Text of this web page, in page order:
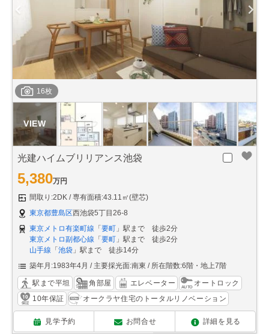
16枚
光建ハイムブリリアンス池袋
5,380万円
間取り:2DK
専有面積:43.11㎡(壁芯)
東京都豊島区西池袋5丁目26-8
東京メトロ有楽町線 「要町 」駅まで 徒歩2分
東京メトロ副都心線 「要町 」駅まで 徒歩2分
山手線 「池袋 」駅まで 徒歩14分
築年月:1983年4月
主要採光面:南東 所在階数:6階・地上7階
駅まで平坦 角部屋 エレベーター
オートロック
10年保証
オークラヤ住宅のトータルリノベーション
見学予約 お問合せ 詳細を見る